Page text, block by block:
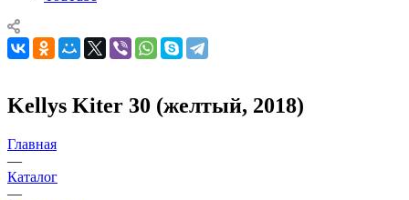
Kellys Kiter 30 (желтый, 2018)
Главная
—
Каталог
—